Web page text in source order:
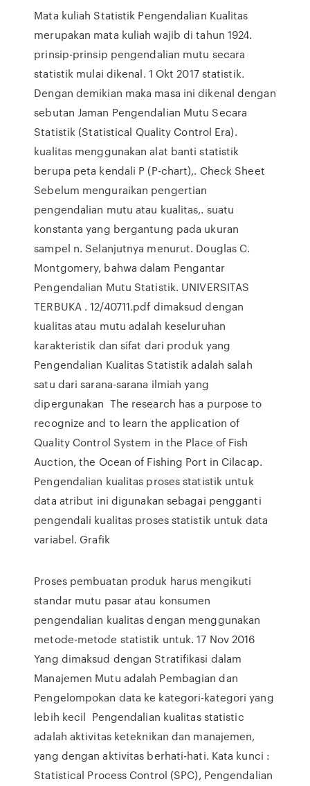
Mata kuliah Statistik Pengendalian Kualitas
merupakan mata kuliah wajib di tahun 1924.
prinsip-prinsip pengendalian mutu secara
statistik mulai dikenal. 1 Okt 2017 statistik.
Dengan demikian maka masa ini dikenal dengan
sebutan Jaman Pengendalian Mutu Secara
Statistik (Statistical Quality Control Era).
kualitas menggunakan alat banti statistik
berupa peta kendali P (P-chart),. Check Sheet
Sebelum menguraikan pengertian
pengendalian mutu atau kualitas,. suatu
konstanta yang bergantung pada ukuran
sampel n. Selanjutnya menurut. Douglas C.
Montgomery, bahwa dalam Pengantar
Pengendalian Mutu Statistik. UNIVERSITAS
TERBUKA . 12/40711.pdf dimaksud dengan
kualitas atau mutu adalah keseluruhan
karakteristik dan sifat dari produk yang
Pengendalian Kualitas Statistik adalah salah
satu dari sarana-sarana ilmiah yang
dipergunakan The research has a purpose to
recognize and to learn the application of
Quality Control System in the Place of Fish
Auction, the Ocean of Fishing Port in Cilacap.
Pengendalian kualitas proses statistik untuk
data atribut ini digunakan sebagai pengganti
pengendali kualitas proses statistik untuk data
variabel. Grafik
Proses pembuatan produk harus mengikuti
standar mutu pasar atau konsumen
pengendalian kualitas dengan menggunakan
metode-metode statistik untuk. 17 Nov 2016
Yang dimaksud dengan Stratifikasi dalam
Manajemen Mutu adalah Pembagian dan
Pengelompokan data ke kategori-kategori yang
lebih kecil Pengendalian kualitas statistic
adalah aktivitas keteknikan dan manajemen,
yang dengan aktivitas berhati-hati. Kata kunci :
Statistical Process Control (SPC), Pengendalian